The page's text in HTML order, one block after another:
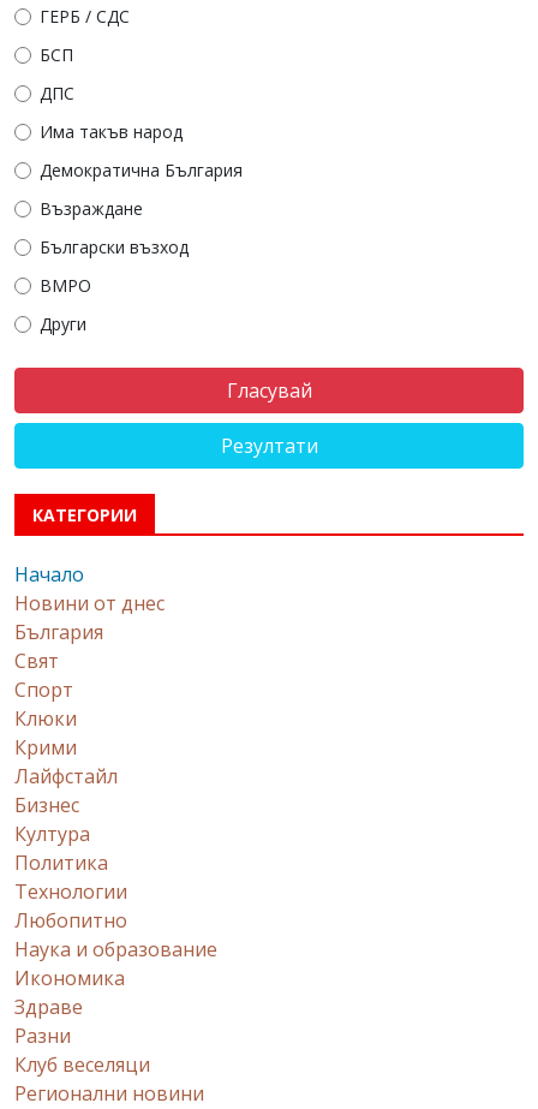
ГЕРБ / СДС
БСП
ДПС
Има такъв народ
Демократична България
Възраждане
Български възход
ВМРО
Други
Резултати
КАТЕГОРИИ
Начало
Новини от днес
България
Свят
Спорт
Клюки
Крими
Лайфстайл
Бизнес
Култура
Политика
Технологии
Любопитно
Наука и образование
Икономика
Здраве
Разни
Клуб веселяци
Регионални новини